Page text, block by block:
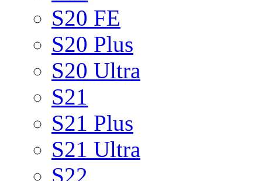
S20 FE
S20 Plus
S20 Ultra
S21
S21 Plus
S21 Ultra
S22